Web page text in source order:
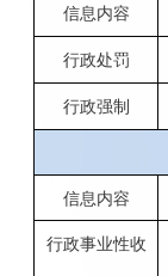
信息内容
行政处罚
行政强制
信息内容
行政事业性收